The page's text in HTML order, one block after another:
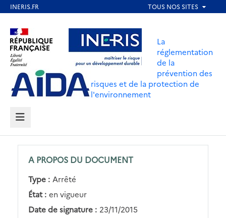
contenu
principal
Aller au contenu Aller au menu
Aller au pied de page
La
réglementation
de la
prévention des
risques et de la protection de
l'environnement
MENU
A PROPOS DU DOCUMENT
Type : Arrêté
État : en vigueur
Date de signature : 23/11/2015